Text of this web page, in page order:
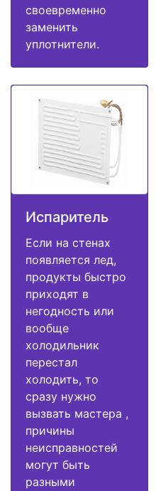
своевременно
заменить
уплотнители.
Испаритель
Если на стенах
появляется лед,
продукты быстро
приходят в
негодность или
вообще
холодильник
перестал
холодить, то
сразу нужно
вызвать мастера ,
причины
неисправностей
могут быть
разными